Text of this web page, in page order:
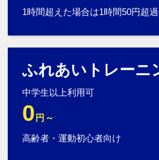
1時間超えた場合は1時間50円超
ふれあいトレーニ
中学生以上利用可
0 円～
高齢者・運動初心者向け